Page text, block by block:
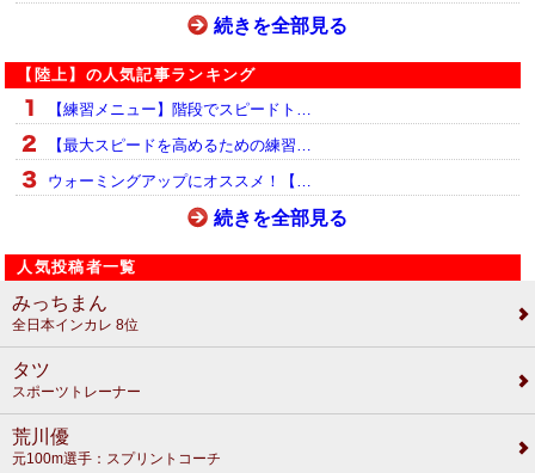
続きを全部見る
【陸上】の人気記事ランキング
【練習メニュー】階段でスピードト…
【最大スピードを高めるための練習…
ウォーミングアップにオススメ！【…
続きを全部見る
人気投稿者一覧
みっちまん
全日本インカレ 8位
タツ
スポーツトレーナー
荒川優
元100m選手：スプリントコーチ